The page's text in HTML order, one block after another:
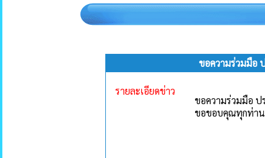
ขอความร่วมมือ
รายละเอียดข่าว
ขอความร่วมมือ
ขอขอบคุณทุกท่า